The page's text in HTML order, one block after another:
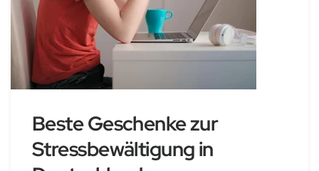
Beste Geschenke zur
Stressbewältigung in